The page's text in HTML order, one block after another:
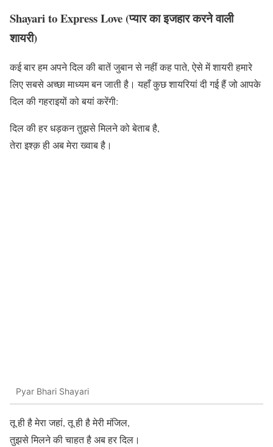
Shayari to Express Love (प्यार का इजहार करने वाली
शायरी)
कई बार हम अपने दिल की बातें जुबान से नहीं कह पाते, ऐसे में शायरी हमारे
लिए सबसे अच्छा माध्यम बन जाती है। यहाँ कुछ शायरियां दी गई हैं जो आपके
दिल की गहराइयों को बयां करेंगी:
दिल की हर धड़कन तुझसे मिलने को बेताब है,
तेरा इश्क़ ही अब मेरा ख्वाब है।
Pyar Bhari Shayari
तू ही है मेरा जहां, तू ही है मेरी मंजिल,
तुझसे मिलने की चाहत है अब हर दिल।